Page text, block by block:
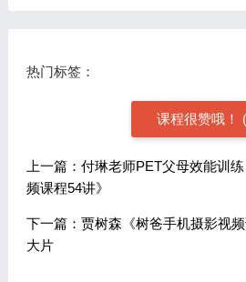
热门标签：
课程很赞哦！ (
上一篇：付琳老师PET父母效能训
频课程54讲》
下一篇：贾树森《树爸手机摄影视
大片